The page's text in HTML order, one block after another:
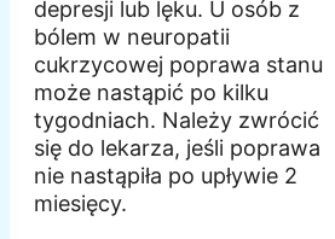
depresji lub lęku. U osób z
bólem w neuropatii
cukrzycowej poprawa stanu
może nastąpić po kilku
tygodniach. Należy zwrócić
się do lekarza, jeśli poprawa
nie nastąpiła po upływie 2
miesięcy.